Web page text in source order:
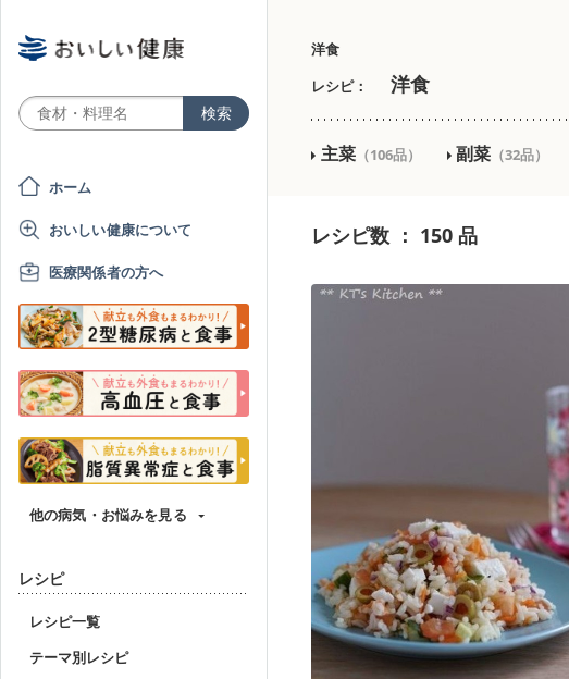
ホーム
おいしい健康について
医療関係者の方へ
他の病気・お悩みを見る
レシピ
レシピ一覧
テーマ別レシピ
洋食
レシピ：
洋食
主菜（106品） 副菜 （32品）
レシピ数 ： 150 品